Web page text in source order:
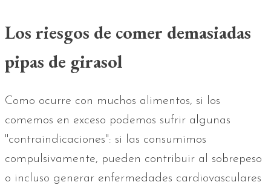
Los riesgos de comer demasiadas
pipas de girasol
Como ocurre con muchos alimentos, si los
comemos en exceso podemos sufrir algunas
"contraindicaciones": si las consumimos
compulsivamente, pueden contribuir al sobrepeso
o incluso generar enfermedades cardiovasculares